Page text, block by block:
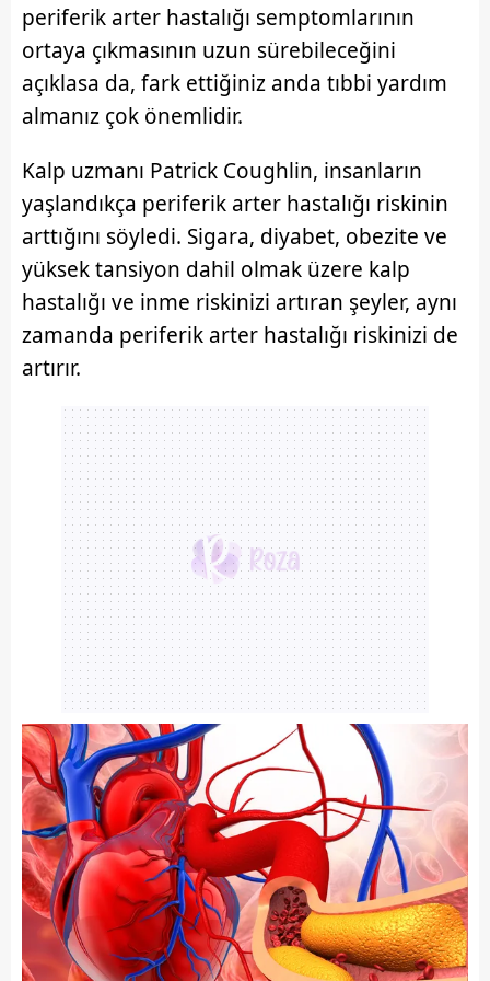
kullanılmaktadır. Bu çerezler vasıtasıyla çeşitli kişisel
verileriniz işlenmekte olup gerekli olan çerezler bilgi
toplumu hizmetlerinin sunulması amacıyla
kullanılmaktadır. Diğer çerezler, sitemizin daha işlevsel
kılınması ve kişiselleştirilmesi ve sizlere yönelik
sınırlı olarak açık rızanız dahilinde kullanılacaktır.
Çerezlere ilişkin tercihlerinizi aşağıda yer alan panel
vasıtasıyla belirleyebilirsiniz. Çerezlere ilişkin detaylı bilgi
için Ayarlar butonuna tıklayabilir,
Çerez Bilgilendirme
Metnimiziziyaret edebilirsiniz.
6698 sayılı Kişisel Verilerin Korunması Kanunu uyarınca
ilgili mevzuata uygun olarak kullanılan çerezlerle ilgili bilgi
almak için lütfentıklayınız .
periferik arter hastalığı semptomlarının
ortaya çıkmasının uzun sürebileceğini
açıklasa da, fark ettiğiniz anda tıbbi yardım
almanız çok önemlidir.
Kalp uzmanı Patrick Coughlin, insanların
yaşlandıkça periferik arter hastalığı riskinin
arttığını söyledi. Sigara, diyabet, obezite ve
yüksek tansiyon dahil olmak üzere kalp
hastalığı ve inme riskinizi artıran şeyler, aynı
zamanda periferik arter hastalığı riskinizi de
artırır.